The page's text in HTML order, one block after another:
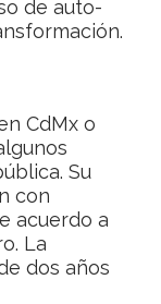
de auto-
CdMx o
Su
con
acuerdo a
La
dos años